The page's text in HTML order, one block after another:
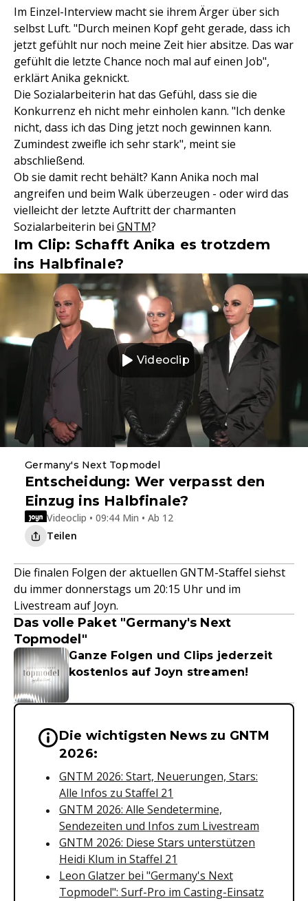
Im Einzel-Interview macht sie ihrem Ärger über sich
selbst Luft. "Durch meinen Kopf geht gerade, dass ich
jetzt gefühlt nur noch meine Zeit hier absitze. Das war
gefühlt die letzte Chance noch mal auf einen Job",
erklärt Anika geknickt.
Die Sozialarbeiterin hat das Gefühl, dass sie die
Konkurrenz eh nicht mehr einholen kann. "Ich denke
nicht, dass ich das Ding jetzt noch gewinnen kann.
Zumindest zweifle ich sehr stark", meint sie
abschließend.
Ob sie damit recht behält? Kann Anika noch mal
angreifen und beim Walk überzeugen - oder wird das
vielleicht der letzte Auftritt der charmanten
Sozialarbeiterin bei GNTM?
Im Clip: Schafft Anika es trotzdem
ins Halbfinale?
Videoclip
Germany's Next Topmodel
Entscheidung: Wer verpasst den
Einzug ins Halbfinale?
Videoclip • 09:44 Min • Ab 12
Teilen
Die finalen Folgen der aktuellen GNTM-Staffel siehst
du immer donnerstags um 20:15 Uhr und im
Livestream auf Joyn.
Das volle Paket "Germany's Next
Topmodel"
Ganze Folgen und Clips jederzeit
kostenlos auf Joyn streamen!
Wichtige Hinweise &
Die wichtigsten News zu GNTM
2026:
GNTM 2026: Start, Neuerungen, Stars:
Alle Infos zu Staffel 21
GNTM 2026: Alle Sendetermine,
Sendezeiten und Infos zum Livestream
GNTM 2026: Diese Stars unterstützen
Heidi Klum in Staffel 21
Leon Glatzer bei "Germany's Next
Topmodel": Surf-Pro im Casting-Einsatz